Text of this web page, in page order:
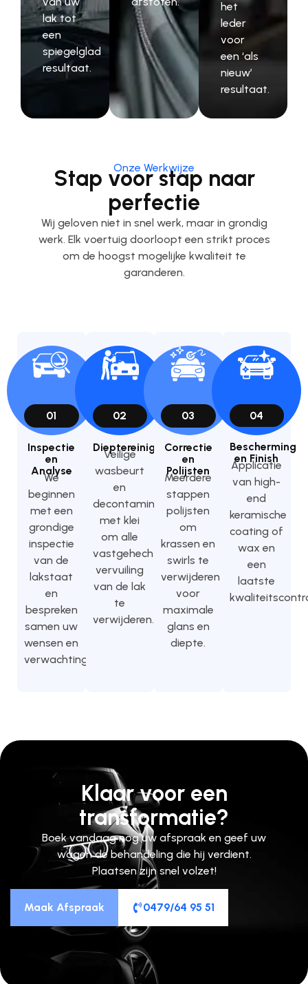
lak tot
een
spiegelglad
resultaat.
het
leder
voor
een ‘als
nieuw’
resultaat.
Onze Werkwijze
Stap voor stap naar
perfectie
Wij geloven niet in snel werk, maar in grondig
werk. Elk voertuig doorloopt een strikt proces
om de hoogst mogelijke kwaliteit te
garanderen.
01
Inspectie
en
Analyse
We
beginnen
met een
grondige
inspectie
van de
lakstaat
en
bespreken
samen uw
wensen en
verwachtingen.
02
Dieptereiniging
Veilige
wasbeurt
en
decontaminatie
met klei
om alle
vastgehechte
vervuiling
van de lak
te
verwijderen.
03
Correctie
en
Polijsten
Meerdere
stappen
polijsten
om
krassen en
swirls te
verwijderen
voor
maximale
glans en
diepte.
04
Bescherming
en Finish
Applicatie
van high-
end
keramische
coating of
wax en
een
laatste
Klaar voor een
transformatie?
Boek vandaag nog uw afspraak en geef uw
wagen de behandeling die hij verdient.
Plaatsen zijn snel volzet!
Maak Afspraak 0479/64 95 51